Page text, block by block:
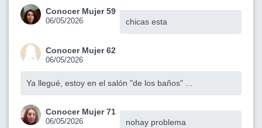
Conocer Mujer 59
06/05/2026 chicas esta
Conocer Mujer 62
06/05/2026
Ya llegué, estoy en el salón "de los baños" ...
Conocer Mujer 71
06/05/2026 nohay problema